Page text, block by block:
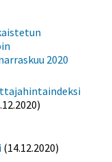
2020
(14.12.2020)